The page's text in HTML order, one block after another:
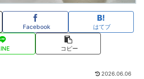
Facebook はてブ
コピー
2026.06.06